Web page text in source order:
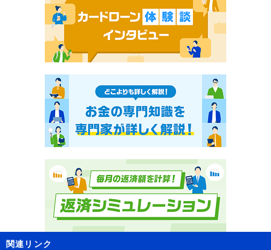
関連リンク